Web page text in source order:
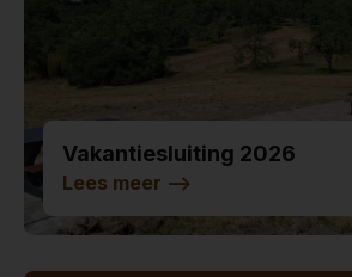
Vakantiesluiting 2026
Lees meer -->